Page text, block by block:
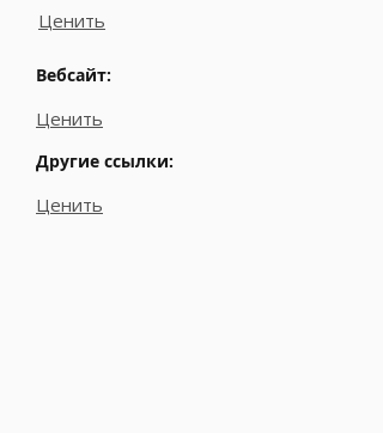
Ценить
Вебсайт:
Ценить
Другие ссылки:
Ценить